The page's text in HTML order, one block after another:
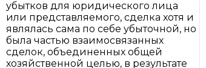
убытков для юридического лица
или представляемого, сделка хотя и
являлась сама по себе убыточной, но
была частью взаимосвязанных
сделок, объединенных общей
хозяйственной целью, в результате